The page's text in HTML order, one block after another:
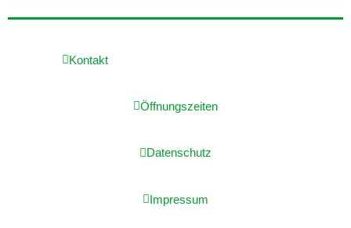
Kontakt
Öffnungszeiten
Datenschutz
Impressum